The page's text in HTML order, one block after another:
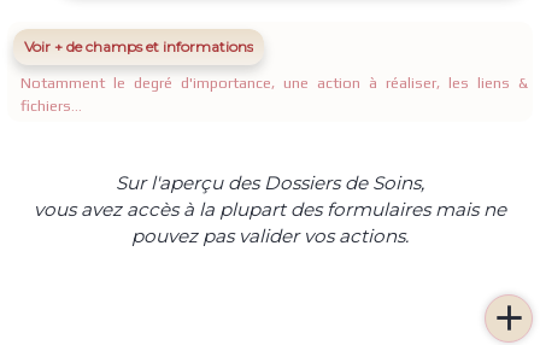
Voir + de champs et informations
Notamment le degré d'importance, une action à réaliser, les liens &
fichiers...
Sur l'aperçu des Dossiers de Soins,
vous avez accès à la plupart des formulaires mais ne
pouvez pas valider vos actions.
